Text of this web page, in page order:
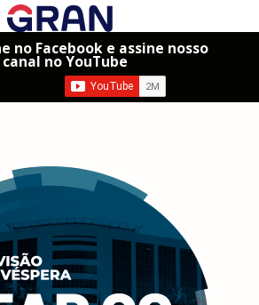
no Facebook e assine nosso
canal no YouTube